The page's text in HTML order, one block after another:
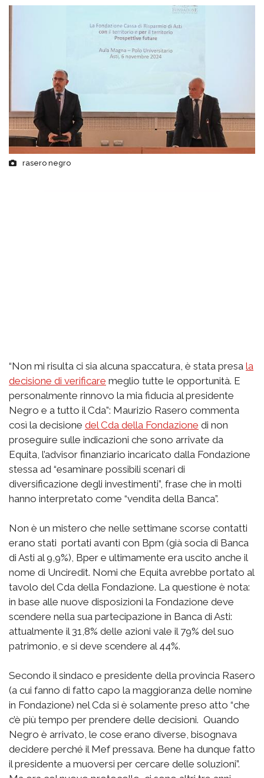
rasero negro
“Non mi risulta ci sia alcuna spaccatura, è stata presa la
decisione di verificare meglio tutte le opportunità. E
personalmente rinnovo la mia fiducia al presidente
Negro e a tutto il Cda”: Maurizio Rasero commenta
così la decisione del Cda della Fondazione di non
proseguire sulle indicazioni che sono arrivate da
Equita, l’advisor finanziario incaricato dalla Fondazione
stessa ad “esaminare possibili scenari di
diversificazione degli investimenti”, frase che in molti
hanno interpretato come “vendita della Banca”.
Non è un mistero che nelle settimane scorse contatti
erano stati portati avanti con Bpm (già socia di Banca
di Asti al 9,9%), Bper e ultimamente era uscito anche il
nome di Unciredit. Nomi che Equita avrebbe portato al
tavolo del Cda della Fondazione. La questione è nota:
in base alle nuove disposizioni la Fondazione deve
scendere nella sua partecipazione in Banca di Asti:
attualmente il 31,8% delle azioni vale il 79% del suo
patrimonio, e si deve scendere al 44%.
Secondo il sindaco e presidente della provincia Rasero
(a cui fanno di fatto capo la maggioranza delle nomine
in Fondazione) nel Cda si è solamente preso atto “che
c’è più tempo per prendere delle decisioni. Quando
Negro è arrivato, le cose erano diverse, bisognava
decidere perché il Mef pressava. Bene ha dunque fatto
il presidente a muoversi per cercare delle soluzioni”.